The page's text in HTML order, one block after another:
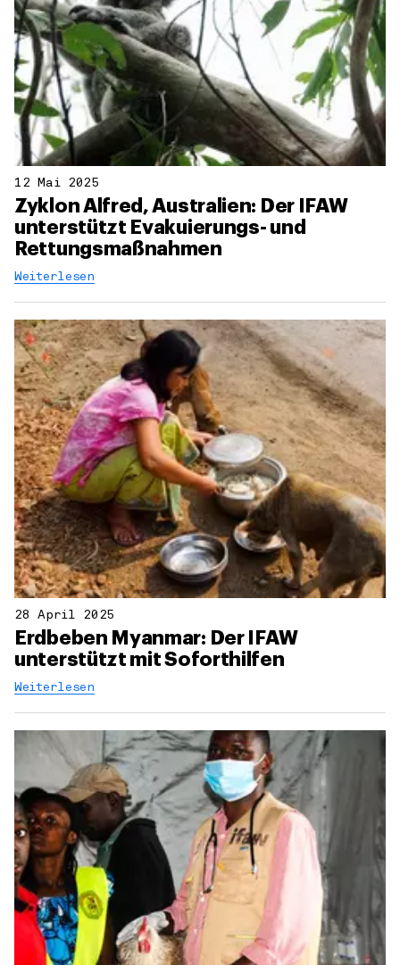
12 Mai 2025
Zyklon Alfred, Australien: Der IFAW
unterstützt Evakuierungs- und
Rettungsmaßnahmen
Weiterlesen
28 April 2025
Erdbeben Myanmar: Der IFAW
unterstützt mit Soforthilfen
Weiterlesen